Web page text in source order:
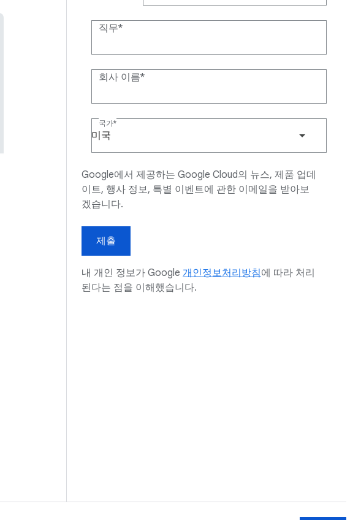
직무
회사 이름
국가
미국
Google에서 제공하는 Google Cloud의 뉴스, 제품 업데
이트, 행사 정보, 특별 이벤트에 관한 이메일을 받아보
겠습니다.
제출
내 개인 정보가 Google 개인정보처리방침에 따라 처리
된다는 점을 이해했습니다.